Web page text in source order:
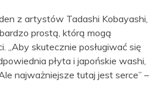
z artystów Tadashi Kobayashi,
prostą, którą mogą
„Aby skutecznie posługiwać się
płyta i japońskie washi,
najważniejsze tutaj jest serce” –